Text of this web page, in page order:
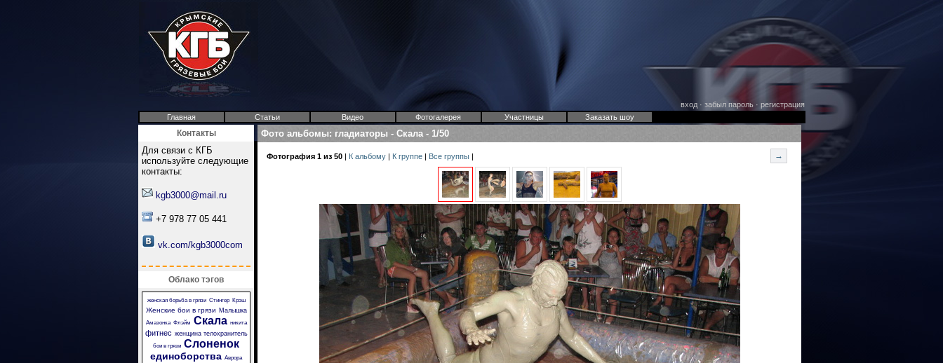
вход· забыл пароль· регистрация
Главная
Статьи Видео Фотогалерея Участницы Заказать шоу
Контакты
Для связи с КГБ
используйте следующие
контакты:
kgb3000@mail.ru
+7 978 77 05 441
vk.com/kgb3000com
Облако тэгов
женская борьба в грязи Стингер Крэш
Женские бои в грязи Малышка
Амазонка Флэйм Скала никита
фитнес женщина телохранитель
бои в грязи Слоненок
единоборства Аврора
Фото альбомы: гладиаторы - Скала- 1/50
Фотография 1 из 50 | К альбому | К группе | Все группы | →